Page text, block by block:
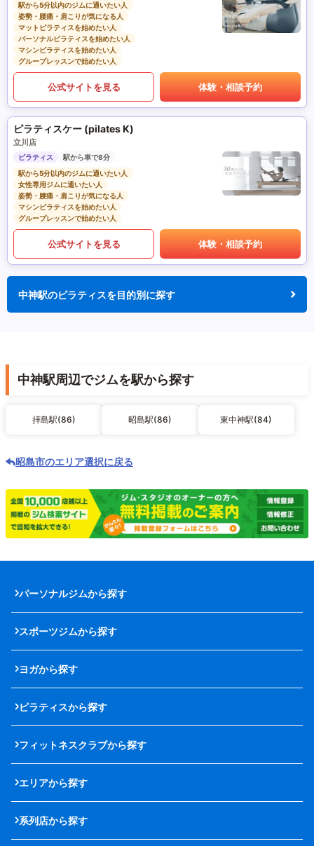
駅から5分以内のジムに通いたい人
姿勢・腰痛・肩こりが気になる人
マットピラティスを始めたい人
パーソナルピラティスを始めたい人
マシンピラティスを始めたい人
グループレッスンで始めたい人
公式サイトを見る 体験・相談予約
ピラティスケー (pilates K)
立川店
ピラティス
駅から車で8分
駅から5分以内のジムに通いたい人
女性専用ジムに通いたい人
姿勢・腰痛・肩こりが気になる人
マシンピラティスを始めたい人
グループレッスンで始めたい人
公式サイトを見る 体験・相談予約
中神駅のピラティスを目的別に探す
中神駅周辺でジムを駅から探す
拝島駅(86) 昭島駅(86) 東中神駅(84)
昭島市のエリア選択に戻る
パーソナルジムから探す
スポーツジムから探す
ヨガから探す
ピラティスから探す
フィットネスクラブから探す
エリアから探す
系列店から探す